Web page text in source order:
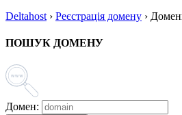
Deltahost › Реєстрація домену ›
ПОШУК ДОМЕНУ
Домен: